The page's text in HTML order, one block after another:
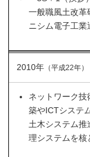
一般職風土改革
ニシム電子工業
2010年（平成22年）
ネットワーク
築やICTシステ
土木システム推
理システムを核